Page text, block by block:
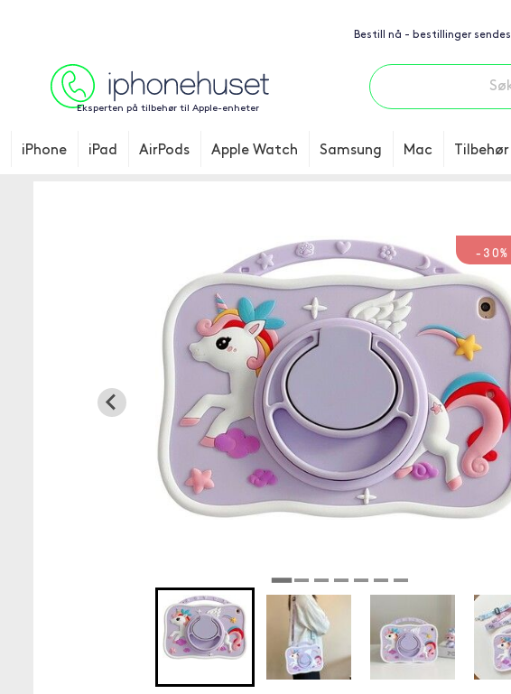
Bestill nå - bestillinger sendes
Eksperten på tilbehør til Apple-enheter
iPhone iPad AirPods Apple Watch Samsung Mac Tilbehør
-30%